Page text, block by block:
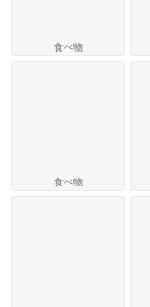
食べ物
食べ物